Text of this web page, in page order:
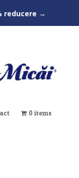
reducere →
0 items